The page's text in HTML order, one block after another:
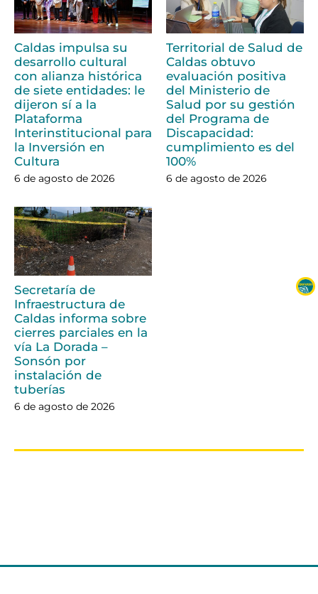
Caldas impulsa su
desarrollo cultural
con alianza histórica
de siete entidades: le
dijeron sí a la
Plataforma
Interinstitucional para
la Inversión en
Cultura
6 de agosto de 2026
Territorial de Salud de
Caldas obtuvo
evaluación positiva
del Ministerio de
Salud por su gestión
del Programa de
Discapacidad:
cumplimiento es del
100%
6 de agosto de 2026
Secretaría de
Infraestructura de
Caldas informa sobre
cierres parciales en la
vía La Dorada –
Sonsón por
instalación de
tuberías
6 de agosto de 2026